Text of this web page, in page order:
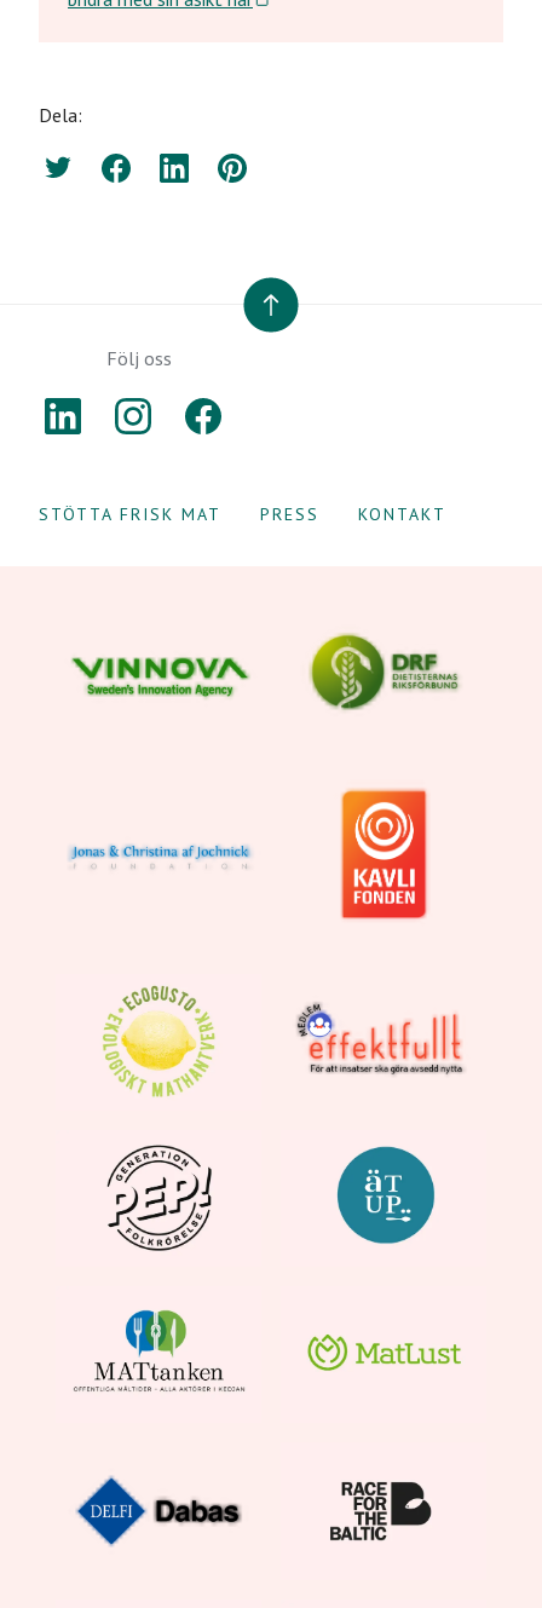
Dela:
TwitterFacebookLinkedInPinterest
TILL TOPPEN
Följ oss
LINKEDININSTAGRAM
STÖTTA FRISK MAT PRESS KONTAKT